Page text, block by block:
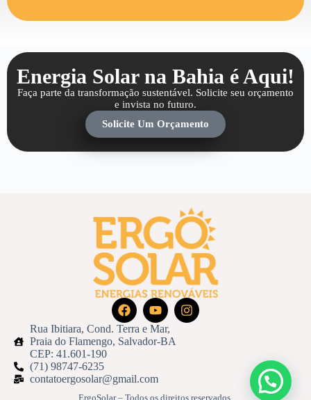
Energia Solar na Bahia é Aqui!
Faça parte da transformação sustentável. Solicite seu orçamento
e invista no futuro.
Solicite Um Orçamento
Rua Ibitiara, Cond. Terra e Mar,
Praia do Flamengo, Salvador-BA
CEP: 41.601-190
(71) 98747-6235
contatoergosolar@gmail.com
ErgoSolar – Todos os direitos reservados.